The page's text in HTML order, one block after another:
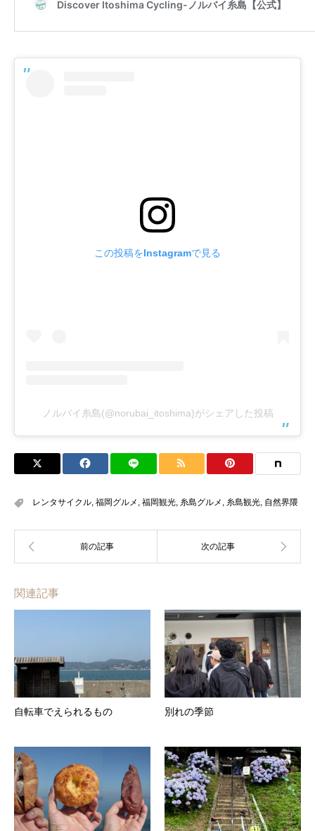
この投稿をInstagramで見る
ノルバイ糸島(@norubai_itoshima)がシェアした投稿
レンタサイクル, 福岡グルメ , 福岡観光, 糸島グルメ , 糸島観光, 自然界隈
関連記事
自転車でえられるもの 別れの季節